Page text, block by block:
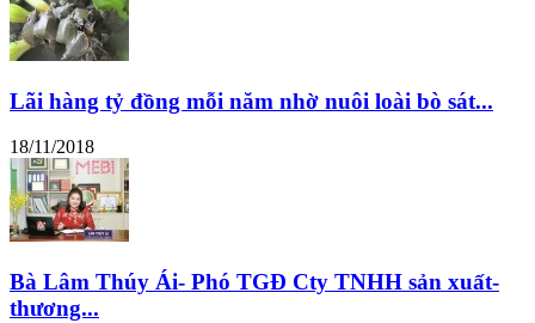
Lãi hàng tỷ đồng mỗi năm nhờ nuôi loài bò sát...
18/11/2018
Bà Lâm Thúy Ái- Phó TGĐ Cty TNHH sản xuất-
thương...